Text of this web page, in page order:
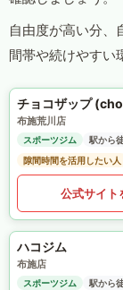
自由度が高い分、
間帯や続けやすい
チョコザップ
布施荒川店
スポーツジム
駅から
隙間時間を活用したい人
公式サイト
ハコジム
布施店
スポーツジム
駅から